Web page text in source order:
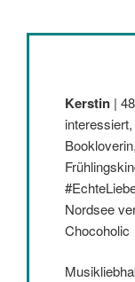
Kerstin |
Nordsee
Chocoholic